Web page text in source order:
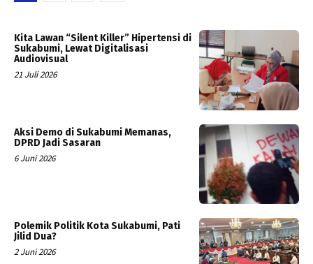
Kita Lawan “Silent Killer” Hipertensi di
Sukabumi, Lewat Digitalisasi
Audiovisual
21 Juli 2026
Aksi Demo di Sukabumi Memanas,
DPRD Jadi Sasaran
6 Juni 2026
Polemik Politik Kota Sukabumi, Pati
Jilid Dua?
2 Juni 2026